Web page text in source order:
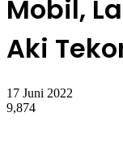
Mobil,
Aki
17 Juni 2022
9,874